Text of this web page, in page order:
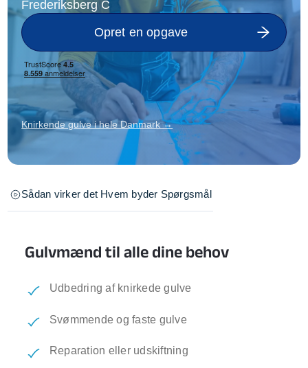
Frederiksberg C
Opret en opgave
Knirkende gulve i hele Danmark →
Sådan virker det Hvem byder Spørgsmål
Gulvmænd til alle dine behov
Udbedring af knirkede gulve
Svømmende og faste gulve
Reparation eller udskiftning